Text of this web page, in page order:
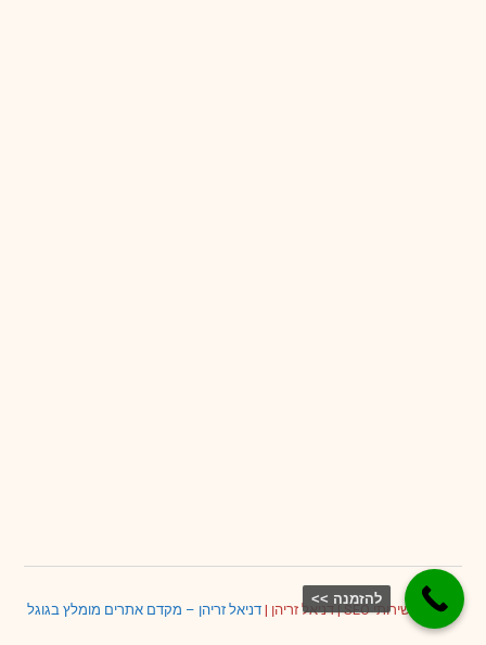
דניאל – שירותי SEO |דניאל זריהן | דניאל זריהן – מקדם אתרים מומלץ בגוגל
להזמנה >>